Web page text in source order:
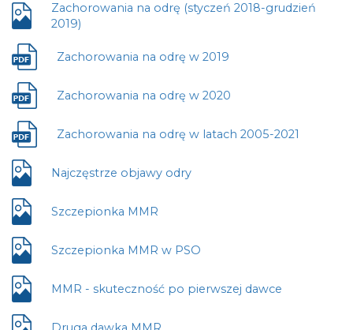
się
w
nowej
karcie
Zachorowania na odrę (styczeń 2018-grudzień
2019)
Plik
się
w
nowej
karcie
Zachorowania na odrę w 2019
Plik
otwiera
się
w
nowej
karcie
Zachorowania na odrę w 2020
Plik
otwiera
się
w
nowej
karcie
Zachorowania na odrę w latach 2005-2021
Plik
otwiera
się
w
nowej
karcie
Najczęstrze objawy odry
Plik
otwiera
się
w
nowej
karcie
Szczepionka MMR
Plik
otwiera
się
w
nowej
karcie
Szczepionka MMR w PSO
Plik
otwiera
się
w
nowej
MMR - skuteczność po pierwszej dawce
Plik
otwiera